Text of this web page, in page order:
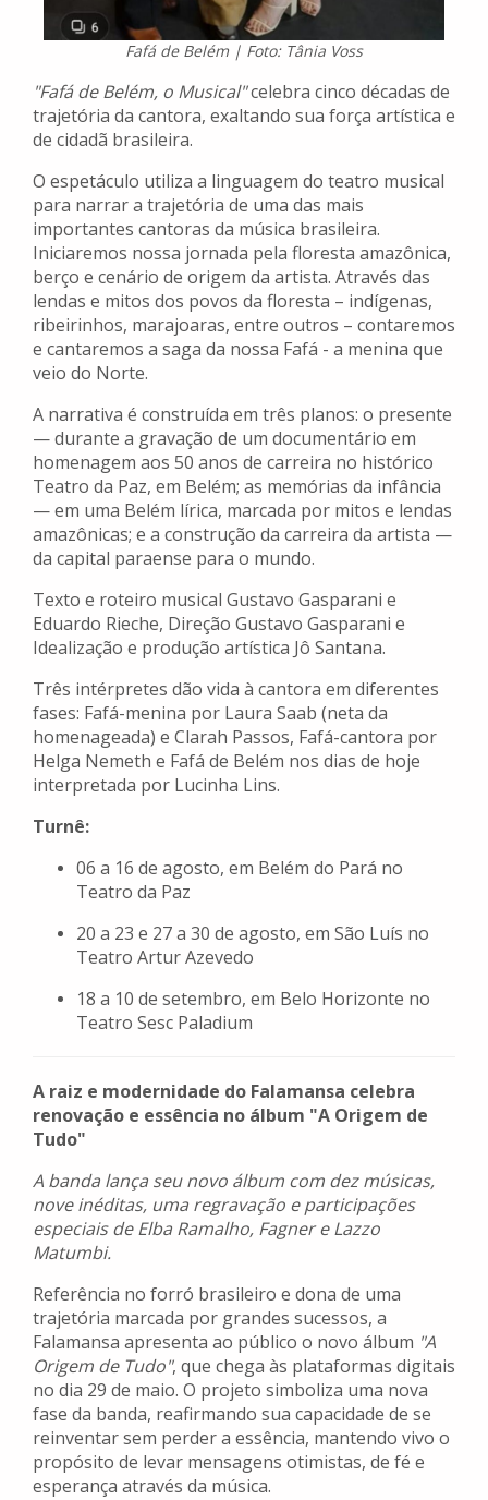
Fafá de Belém | Foto: Tânia Voss
"Fafá de Belém, o Musical"celebra cinco décadas de
trajetória da cantora, exaltando sua força artística e
de cidadã brasileira.
O espetáculo utiliza a linguagem do teatro musical
para narrar a trajetória de uma das mais
importantes cantoras da música brasileira.
Iniciaremos nossa jornada pela floresta amazônica,
berço e cenário de origem da artista. Através das
lendas e mitos dos povos da floresta – indígenas,
ribeirinhos, marajoaras, entre outros – contaremos
e cantaremos a saga da nossa Fafá - a menina que
veio do Norte.
A narrativa é construída em três planos: o presente
— durante a gravação de um documentário em
homenagem aos 50 anos de carreira no histórico
Teatro da Paz, em Belém; as memórias da infância
— em uma Belém lírica, marcada por mitos e lendas
amazônicas; e a construção da carreira da artista —
da capital paraense para o mundo.
Texto e roteiro musical Gustavo Gasparani e
Eduardo Rieche, Direção Gustavo Gasparani e
Idealização e produção artística Jô Santana.
Três intérpretes dão vida à cantora em diferentes
fases: Fafá-menina por Laura Saab (neta da
homenageada) e Clarah Passos, Fafá-cantora por
Helga Nemeth e Fafá de Belém nos dias de hoje
interpretada por Lucinha Lins.
Turnê:
06 a 16 de agosto, em Belém do Pará no
Teatro da Paz
20 a 23 e 27 a 30 de agosto, em São Luís no
Teatro Artur Azevedo
18 a 10 de setembro, em Belo Horizonte no
Teatro Sesc Paladium
A raiz e modernidade do Falamansa celebra
renovação e essência no álbum "A Origem de
Tudo"
A banda lança seu novo álbum com dez músicas,
nove inéditas, uma regravação e participações
especiais de Elba Ramalho, Fagner e Lazzo
Matumbi.
Referência no forró brasileiro e dona de uma
trajetória marcada por grandes sucessos, a
Falamansa apresenta ao público o novo álbum "A
Origem de Tudo", que chega às plataformas digitais
no dia 29 de maio. O projeto simboliza uma nova
fase da banda, reafirmando sua capacidade de se
reinventar sem perder a essência, mantendo vivo o
propósito de levar mensagens otimistas, de fé e
esperança através da música.